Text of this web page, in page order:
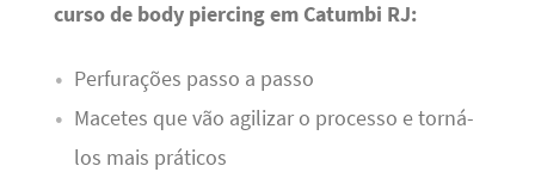
curso de body piercing em Catumbi RJ:
Perfurações passo a passo
Macetes que vão agilizar o processo e torná-
los mais práticos